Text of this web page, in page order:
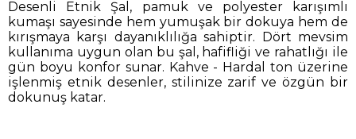
Desenli Etnik Şal, pamuk ve polyester karışımlı
kumaşı sayesinde hem yumuşak bir dokuya hem de
kırışmaya karşı dayanıklılığa sahiptir. Dört mevsim
kullanıma uygun olan bu şal, hafifliği ve rahatlığı ile
gün boyu konfor sunar. Kahve - Hardal ton üzerine
işlenmiş etnik desenler, stilinize zarif ve özgün bir
dokunuş katar.